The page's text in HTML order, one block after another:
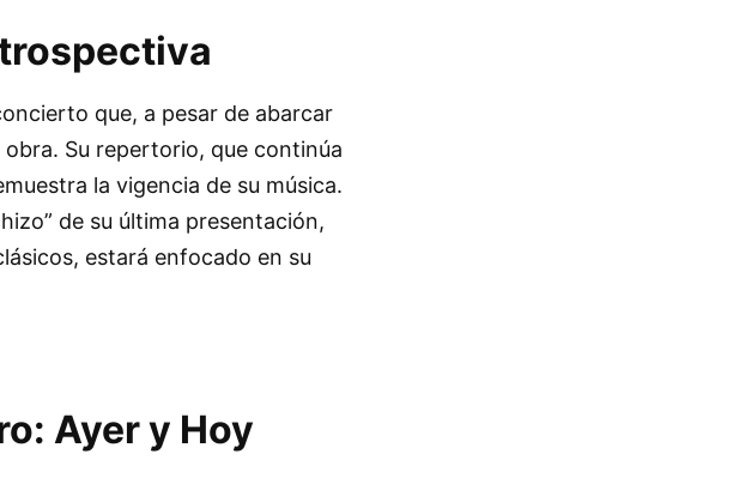
que, a pesar de abarcar
Su repertorio, que continúa
la vigencia de su música.
de su última presentación,
estará enfocado en su
Ayer y Hoy